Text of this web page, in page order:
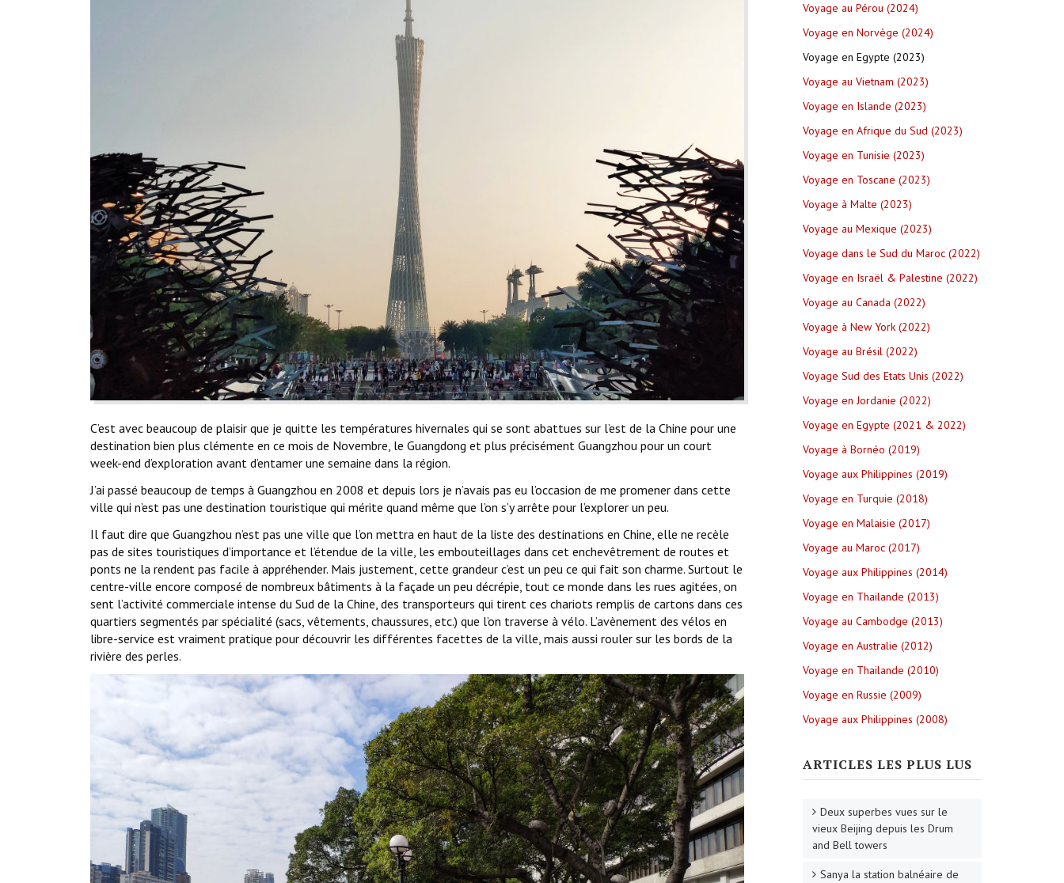
C’est avec beaucoup de plaisir que je quitte les températures hivernales qui se sont abattues sur l’est de la Chine pour une
destination bien plus clémente en ce mois de Novembre, le Guangdong et plus précisément Guangzhou pour un court
week-end d’exploration avant d’entamer une semaine dans la région.
J’ai passé beaucoup de temps à Guangzhou en 2008 et depuis lors je n’avais pas eu l’occasion de me promener dans cette
ville qui n’est pas une destination touristique qui mérite quand même que l’on s’y arrête pour l’explorer un peu.
Il faut dire que Guangzhou n’est pas une ville que l’on mettra en haut de la liste des destinations en Chine, elle ne recèle
pas de sites touristiques d’importance et l’étendue de la ville, les embouteillages dans cet enchevêtrement de routes et
ponts ne la rendent pas facile à appréhender. Mais justement, cette grandeur c’est un peu ce qui fait son charme. Surtout le
centre-ville encore composé de nombreux bâtiments à la façade un peu décrépie, tout ce monde dans les rues agitées, on
sent l’activité commerciale intense du Sud de la Chine, des transporteurs qui tirent ces chariots remplis de cartons dans ces
quartiers segmentés par spécialité (sacs, vêtements, chaussures, etc.) que l’on traverse à vélo. L’avènement des vélos en
libre-service est vraiment pratique pour découvrir les différentes facettes de la ville, mais aussi rouler sur les bords de la
rivière des perles.
Voyage au Pérou (2024)
Voyage en Norvège (2024)
Voyage en Egypte (2023)
Voyage au Vietnam (2023)
Voyage en Islande (2023)
Voyage en Afrique du Sud (2023)
Voyage en Tunisie (2023)
Voyage en Toscane (2023)
Voyage à Malte (2023)
Voyage au Mexique (2023)
Voyage dans le Sud du Maroc (2022)
Voyage en Israël & Palestine (2022)
Voyage au Canada (2022)
Voyage à New York (2022)
Voyage au Brésil (2022)
Voyage Sud des Etats Unis (2022)
Voyage en Jordanie (2022)
Voyage en Egypte (2021 & 2022)
Voyage à Bornéo (2019)
Voyage aux Philippines (2019)
Voyage en Turquie (2018)
Voyage en Malaisie (2017)
Voyage au Maroc (2017)
Voyage aux Philippines (2014)
Voyage en Thailande (2013)
Voyage au Cambodge (2013)
Voyage en Australie (2012)
Voyage en Thailande (2010)
Voyage en Russie (2009)
Voyage aux Philippines (2008)
ARTICLES LES PLUS LUS
Deux superbes vues sur le
vieux Beijing depuis les Drum
and Bell towers
Sanya la station balnéaire de